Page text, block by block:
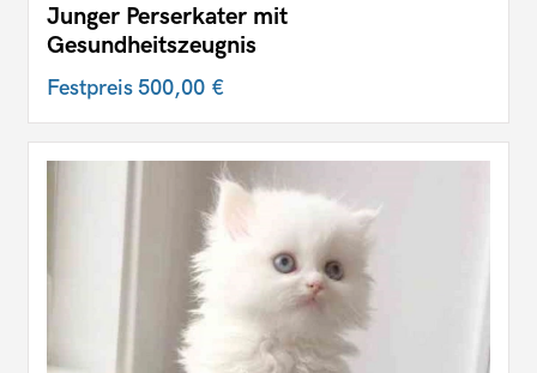
Junger Perserkater mit
Gesundheitszeugnis
Festpreis500,00 €